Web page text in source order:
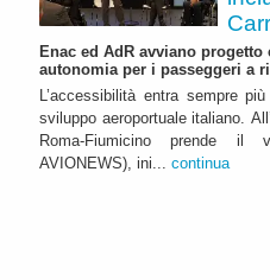
Enac ed AdR avviano
autonomia per i passeggeri a
L’accessibilità entra sempre
sviluppo aeroportuale italiano.
Roma-Fiumicino prende il
AVIONEWS), ini... continua